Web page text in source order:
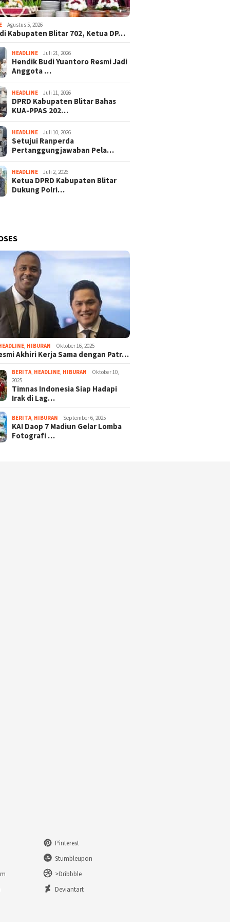
Agustus 5, 2026
Kabupaten Blitar 702, Ketua DP…
HEADLINE Juli 21, 2026
Hendik Budi Yuantoro Resmi Jadi
Anggota …
HEADLINE Juli 11, 2026
DPRD Kabupaten Blitar Bahas
KUA-PPAS 202…
HEADLINE Juli 10, 2026
Setujui Ranperda
Pertanggungjawaban Pela…
HEADLINE Juli 2, 2026
Ketua DPRD Kabupaten Blitar
Dukung Polri…
HIBURAN Oktober 16, 2025
Akhiri Kerja Sama dengan Patr…
BERITA HEADLINE HIBURAN
Oktober 10,
2025
Timnas Indonesia Siap Hadapi
Irak di Lag…
BERITA HIBURAN September 6, 2025
KAI Daop 7 Madiun Gelar Lomba
Fotografi …
Pinterest
Stumbleupon
>Dribbble
Deviantart